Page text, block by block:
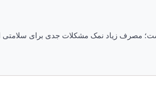
زیاد نمک مشکلات جدی برای سلامتی